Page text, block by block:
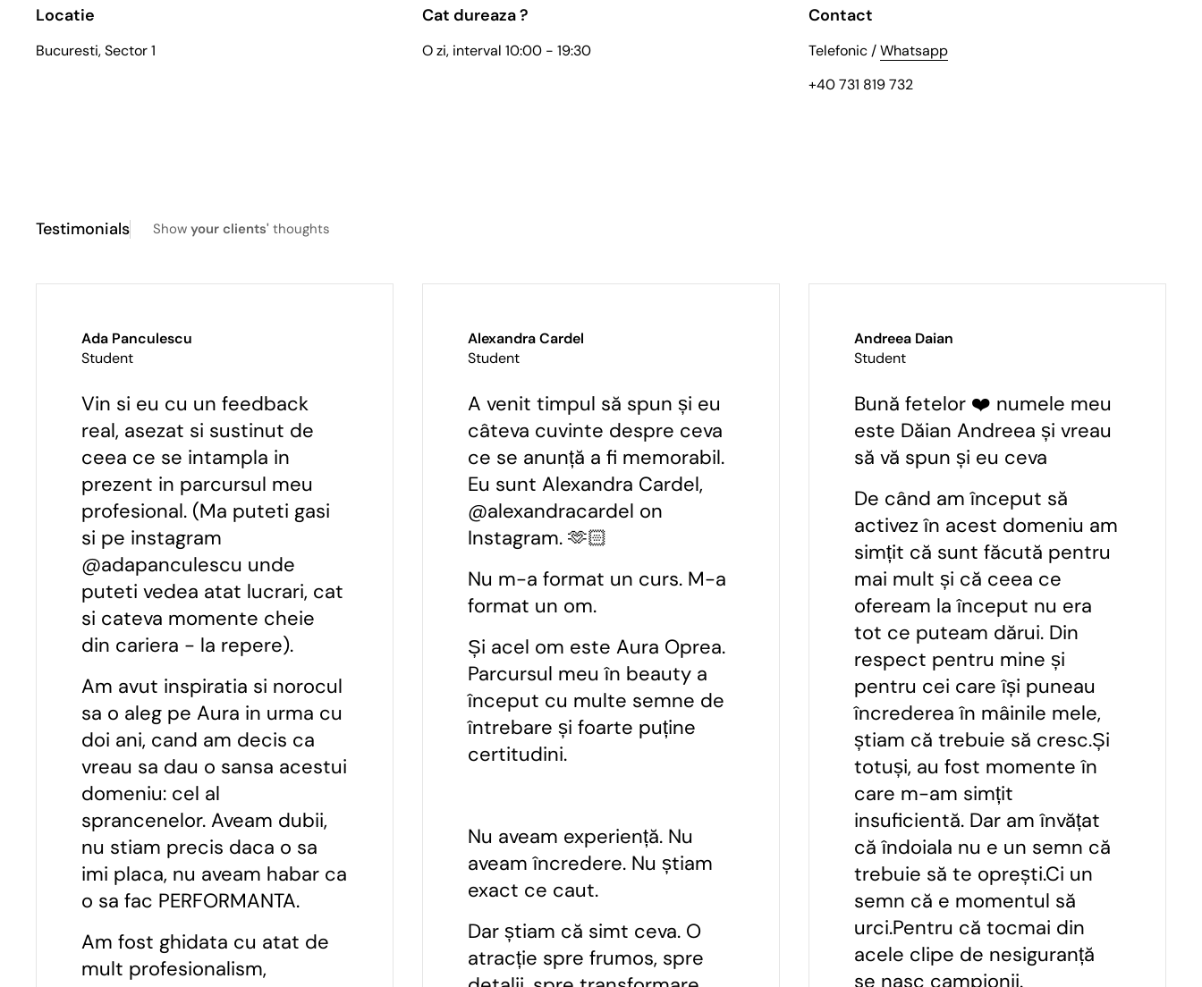
Locatie
Bucuresti, Sector 1
Cat dureaza ?
O zi, interval 10:00 - 19:30
Contact
Telefonic /Whatsapp
+40 731 819 732
Testimonials Show your clients' thoughts
Ada Panculescu
Student
Vin si eu cu un feedback
real, asezat si sustinut de
ceea ce se intampla in
prezent in parcursul meu
profesional. (Ma puteti gasi
si pe instagram
@adapanculescu unde
puteti vedea atat lucrari, cat
si cateva momente cheie
din cariera - la repere).
Am avut inspiratia si norocul
sa o aleg pe Aura in urma cu
doi ani, cand am decis ca
vreau sa dau o sansa acestui
domeniu: cel al
sprancenelor. Aveam dubii,
nu stiam precis daca o sa
imi placa, nu aveam habar ca
o sa fac PERFORMANTA.
Am fost ghidata cu atat de
mult profesionalism,
Alexandra Cardel
Student
A venit timpul să spun și eu
câteva cuvinte despre ceva
ce se anunță a fi memorabil.
Eu sunt Alexandra Cardel,
@alexandracardel on
Instagram. 🫶🏻
Nu m-a format un curs. M-a
format un om.
Și acel om este Aura Oprea.
Parcursul meu în beauty a
început cu multe semne de
întrebare și foarte puține
certitudini.
Nu aveam experiență. Nu
aveam încredere. Nu știam
exact ce caut.
Dar știam că simt ceva. O
atracție spre frumos, spre
Andreea Daian
Student
Bună fetelor ❤️ numele meu
este Dăian Andreea și vreau
să vă spun și eu ceva
De când am început să
activez în acest domeniu am
simțit că sunt făcută pentru
mai mult și că ceea ce
ofeream la început nu era
tot ce puteam dărui. Din
respect pentru mine și
pentru cei care își puneau
încrederea în mâinile mele,
știam că trebuie să cresc.Și
totuși, au fost momente în
care m-am simțit
insuficientă. Dar am învățat
că îndoiala nu e un semn că
trebuie să te oprești.Ci un
semn că e momentul să
urci.Pentru că tocmai din
acele clipe de nesiguranță
se nasc campionii.